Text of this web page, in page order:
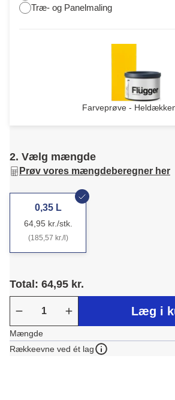
Træ- og Panelmaling
Farveprøve -
2. Vælg mængde
Prøv vores mængdeberegner her
0,35 L
64,95 kr./stk.
(185,57 kr./l)
Total: 64,95 kr.
Læg i
Mængde
Rækkeevne ved ét lag